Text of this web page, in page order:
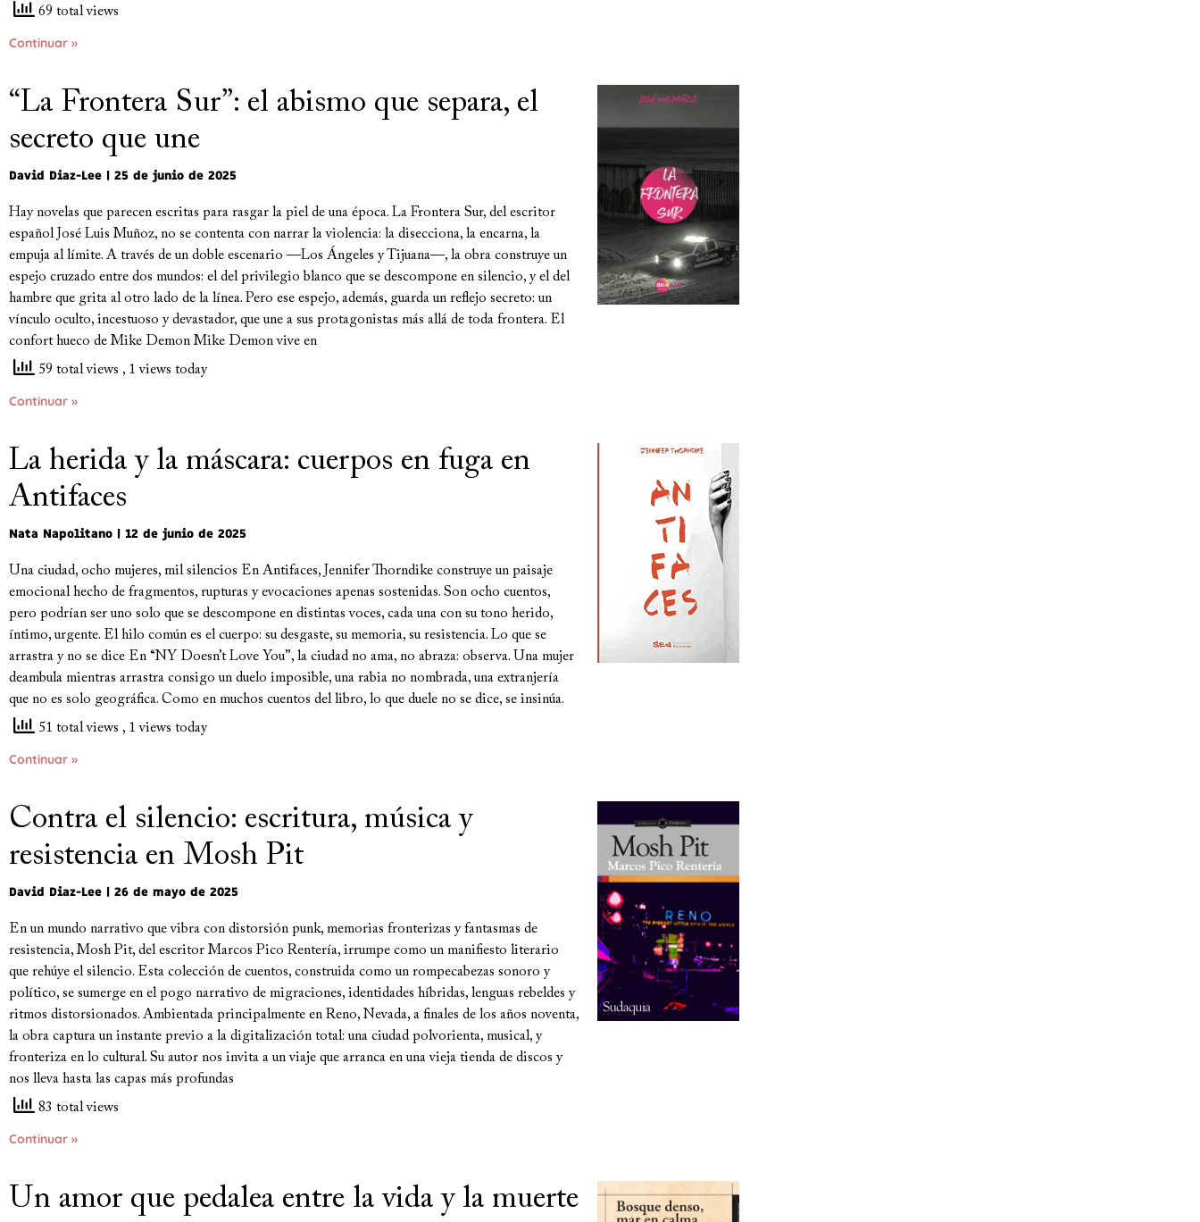
69 total views
Continuar »
“La Frontera Sur”: el abismo que separa, el
secreto que une
David Diaz-Lee 25 de junio de 2025
Hay novelas que parecen escritas para rasgar la piel de una época. La Frontera Sur, del escritor
español José Luis Muñoz, no se contenta con narrar la violencia: la disecciona, la encarna, la
empuja al límite. A través de un doble escenario —Los Ángeles y Tijuana—, la obra construye un
espejo cruzado entre dos mundos: el del privilegio blanco que se descompone en silencio, y el del
hambre que grita al otro lado de la línea. Pero ese espejo, además, guarda un reflejo secreto: un
vínculo oculto, incestuoso y devastador, que une a sus protagonistas más allá de toda frontera. El
confort hueco de Mike Demon Mike Demon vive en
59 total views , 1 views today
Continuar »
La herida y la máscara: cuerpos en fuga en
Antifaces
Nata Napolitano 12 de junio de 2025
Una ciudad, ocho mujeres, mil silencios En Antifaces, Jennifer Thorndike construye un paisaje
emocional hecho de fragmentos, rupturas y evocaciones apenas sostenidas. Son ocho cuentos,
pero podrían ser uno solo que se descompone en distintas voces, cada una con su tono herido,
íntimo, urgente. El hilo común es el cuerpo: su desgaste, su memoria, su resistencia. Lo que se
arrastra y no se dice En “NY Doesn’t Love You”, la ciudad no ama, no abraza: observa. Una mujer
deambula mientras arrastra consigo un duelo imposible, una rabia no nombrada, una extranjería
que no es solo geográfica. Como en muchos cuentos del libro, lo que duele no se dice, se insinúa.
51 total views , 1 views today
Continuar »
Contra el silencio: escritura, música y
resistencia en Mosh Pit
David Diaz-Lee 26 de mayo de 2025
En un mundo narrativo que vibra con distorsión punk, memorias fronterizas y fantasmas de
resistencia, Mosh Pit, del escritor Marcos Pico Rentería, irrumpe como un manifiesto literario
que rehúye el silencio. Esta colección de cuentos, construida como un rompecabezas sonoro y
político, se sumerge en el pogo narrativo de migraciones, identidades híbridas, lenguas rebeldes y
ritmos distorsionados. Ambientada principalmente en Reno, Nevada, a finales de los años noventa,
la obra captura un instante previo a la digitalización total: una ciudad polvorienta, musical, y
fronteriza en lo cultural. Su autor nos invita a un viaje que arranca en una vieja tienda de discos y
nos lleva hasta las capas más profundas
83 total views
Continuar »
Un amor que pedalea entre la vida y la muerte